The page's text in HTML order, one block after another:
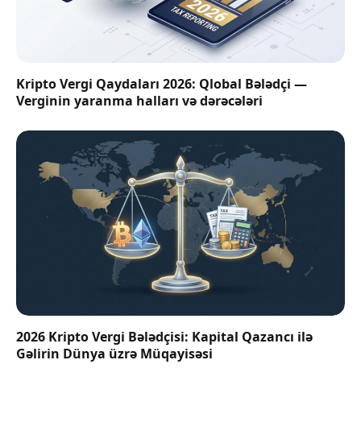
Kripto Vergi Qaydaları 2026: Qlobal Bələdçi —
Verginin yaranma halları və dərəcələri
2026 Kripto Vergi Bələdçisi: Kapital Qazancı ilə
Gəlirin Dünya üzrə Müqayisəsi